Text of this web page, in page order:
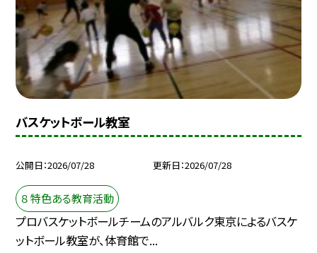
バスケットボール教室
公開日 2026/07/28 更新日 2026/07/28
８ 特色ある教育活動
プロバスケットボールチームのアルバルク東京によるバスケ
ットボール教室が、体育館で...